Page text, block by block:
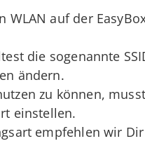
WLAN auf der
die sogenannte
ändern.
zu können,
einstellen.
empfehlen wir